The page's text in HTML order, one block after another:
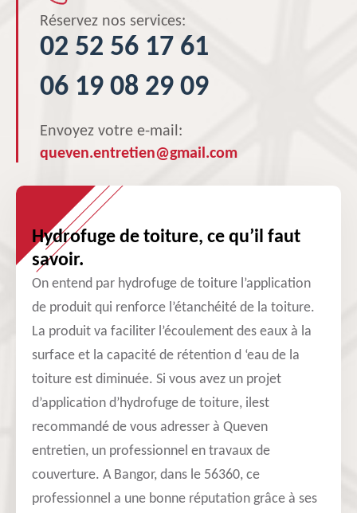
Réservez nos services:
02 52 56 17 61
06 19 08 29 09
Envoyez votre e-mail:
queven.entretien@gmail.com
Hydrofuge de toiture, ce qu’il faut
savoir.
On entend par hydrofuge de toiture l’application
de produit qui renforce l’étanchéité de la toiture.
La produit va faciliter l’écoulement des eaux à la
surface et la capacité de rétention d ‘eau de la
toiture est diminuée. Si vous avez un projet
d’application d’hydrofuge de toiture, ilest
recommandé de vous adresser à Queven
entretien, un professionnel en travaux de
couverture. A Bangor, dans le 56360, ce
professionnel a une bonne réputation grâce à ses